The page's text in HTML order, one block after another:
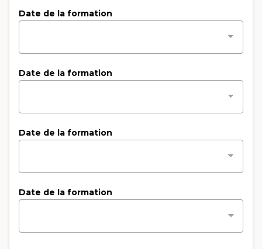
Date de la formation
Date de la formation
Date de la formation
Date de la formation